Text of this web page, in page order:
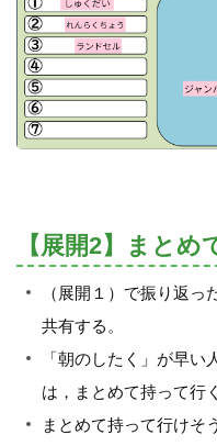
【展開2】まとめ
（展開１）で振り返
共有する。
「朝のしたく」が早
は，まとめて持って行
まとめて持って行けそ